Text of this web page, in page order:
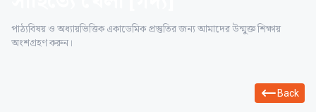
পাঠ্যবিষয় ও অধ্যায়ভিত্তিক একাডেমিক প্রস্তুতির জন্য আমাদের উন্মুক্ত শিক্ষায়
অংশগ্রহণ করুন।
Back